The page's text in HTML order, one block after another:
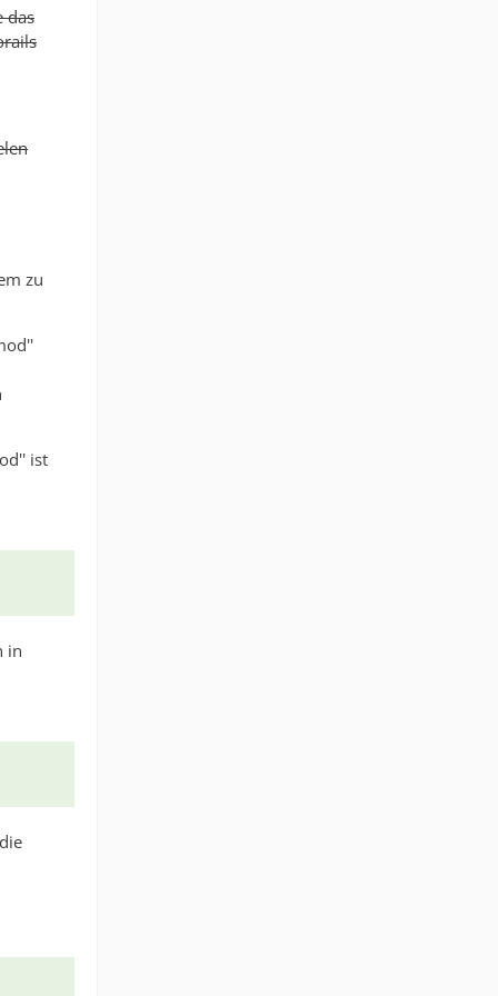
das
zu
ist
in